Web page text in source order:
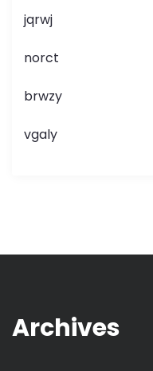
jqrwj
norct
brwzy
vgaly
Archives